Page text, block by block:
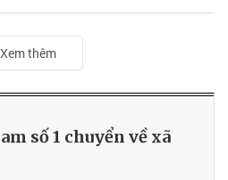
Xem thêm
số 1 chuyển về xã